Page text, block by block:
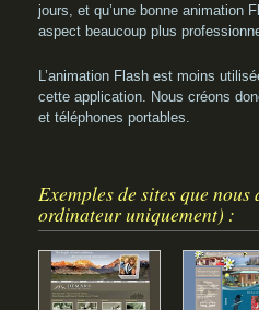
jours, et qu’une bonne animation
aspect beaucoup plus
L’animation Flash est moins
cette application. Nous créons
et téléphones portables.
Exemples de sites que
ordinateur uniquement) :